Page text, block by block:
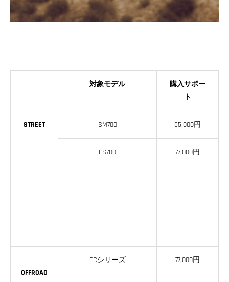
対象モデル
購入サポー
ト
STREET SM700 55,000円
ES700 77,000円
OFFROAD
ECシリーズ 77,000円